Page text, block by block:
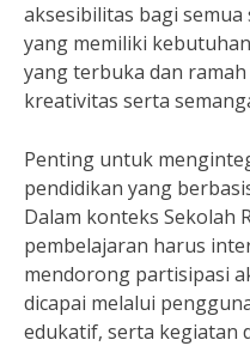
aksesibilitas bagi
yang memiliki
yang terbuka dan
kreativitas serta
Penting untuk
pendidikan yang
Dalam konteks Sekolah
pembelajaran harus
mendorong partisipasi
dicapai melalui
edukatif, serta kegiatan